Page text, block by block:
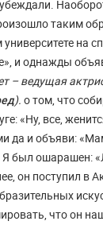
таким
на
и однажды
– ведущая
). о том, что
«Ну, все,
да и объяви:
Я был ошарашен:
он поступил в
что он